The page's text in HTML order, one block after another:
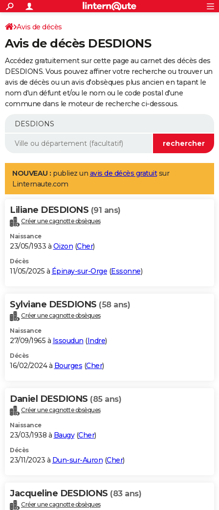
ACTUALITÉS
Politique
Société
Faits Divers
Education
Monde
Villes
+
SPORT
Coupe du monde 2026
Football
Tennis
Cyclisme
Rugby
Forum
Programme TV
TNT
Streaming
Cinéma
Sorties cinéma
Musique
+
FINANCE
Retraite
Epargne
Immobilier
Risques naturels par ville
Banque
Assurance
AUTO
Essais
Réserver un essai
Citadines
Berlines
SUV
Forum auto
+
Mobiles
Meilleur smartphone
Internet
Ordinateurs
Jeux vidéo
Guide high-tech
Aménagement intérieur
LIFESTYLE
Art de vivre
Bien-être
Loisirs
Mode
Modes de vie
Alimentation
Guide de la santé
Maladies
Médicaments
Sommeil
VOYAGE
Destinations
City break
Voyage nature
Voyage de noces
Forum
Climat
+PHOTO
GUIDES D'ACHAT
BONS PLANS
Carte de Noël
Carte Bonne année
Carte Saint-Valentin
Carte Pâques
Carte d'anniversaire
DICTIONNAIRE
Dictionnaire
Biographies
Citations
Expressions
Proverbes
PROGRAMME TV
S'inscrire
Se connecter
Lycées
Collèges
Primaires
Universités
Entreprises
Service militaire
Avis de recherche
AVIS DE DÉCÈS
Bricolage
Lifestyle
Culture
Sport
Auto
Television
Voyage
Cinema
Avis de décès
Avis de décès DESDIONS
Accédez gratuitement sur cette page au carnet des décès des
DESDIONS. Vous pouvez affiner votre recherche ou trouver un
avis de décès ou un avis d'obsèques plus ancien en tapant le
nom d'un défunt et/ou le nom ou le code postal d'une
commune dans le moteur de recherche ci-dessous.
NOUVEAU : publiez un avis de décès gratuitsur
Linternaute.com
Liliane DESDIONS (91 ans)
Créer une cagnotte obsèques
Naissance
23/05/1933 à Oizon (Cher)
Décès
11/05/2025 à Épinay-sur-Orge (Essonne)
Sylviane DESDIONS (58 ans)
Créer une cagnotte obsèques
Naissance
27/09/1965 à Issoudun (Indre)
Décès
16/02/2024 à Bourges (Cher)
Daniel DESDIONS (85 ans)
Créer une cagnotte obsèques
Naissance
23/03/1938 à Baugy(Cher)
Décès
23/11/2023 à Dun-sur-Auron (Cher)
Jacqueline DESDIONS (83 ans)
Créer une cagnotte obsèques